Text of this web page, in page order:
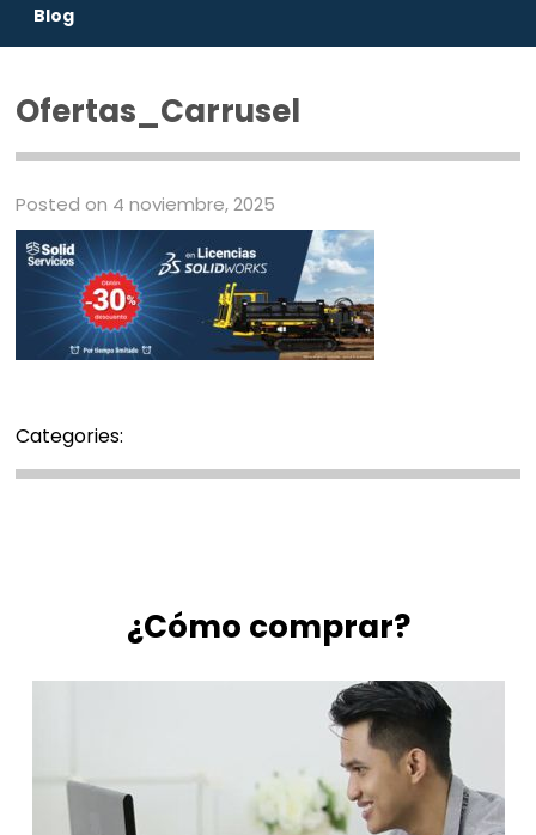
Blog
Ofertas_Carrusel
Posted on 4 noviembre, 2025
Categories:
¿Cómo comprar?